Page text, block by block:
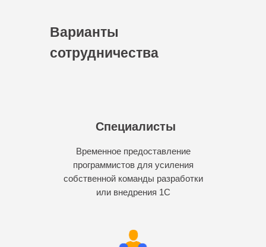
Варианты
сотрудничества
Специалисты
Временное предоставление
программистов для усиления
собственной команды разработки
или внедрения 1С